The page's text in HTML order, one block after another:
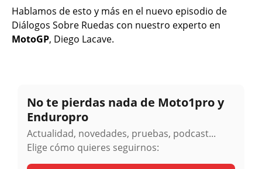
Hablamos de esto y más en el nuevo episodio de
Diálogos Sobre Ruedas con nuestro experto en
MotoGP, Diego Lacave.
No te pierdas nada de Moto1pro y
Enduropro
Actualidad, novedades, pruebas, podcast...
Elige cómo quieres seguirnos: